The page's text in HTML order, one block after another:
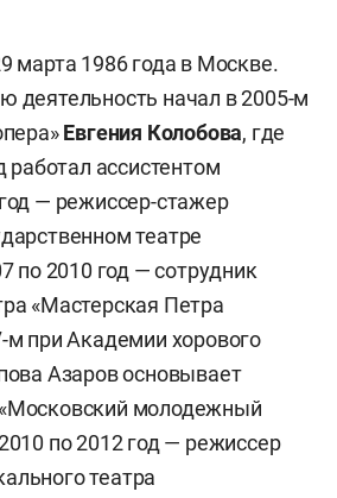
марта 1986 года в Москве.
деятельность начал в 2005-м
Евгения Колобова, где
работал ассистентом
— режиссер-стажер
театре
по 2010 год — сотрудник
«Мастерская Петра
при Академии хорового
Азаров основывает
молодежный
по 2012 год — режиссер
театра